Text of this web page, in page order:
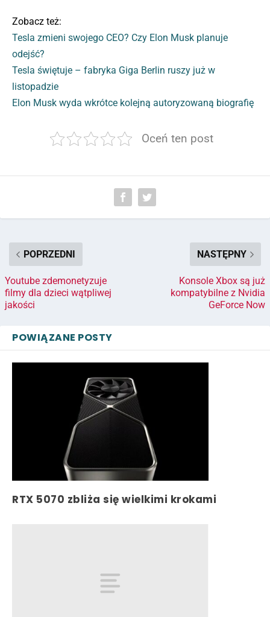
Zobacz też:
Tesla zmieni swojego CEO? Czy Elon Musk planuje
odejść?
Tesla świętuje – fabryka Giga Berlin ruszy już w
listopadzie
Elon Musk wyda wkrótce kolejną autoryzowaną biografię
Oceń ten post
POPRZEDNI
Youtube zdemonetyzuje
filmy dla dzieci wątpliwej
jakości
NASTĘPNY
Konsole Xbox są już
kompatybilne z Nvidia
GeForce Now
POWIĄZANE POSTY
RTX 5070 zbliża się wielkimi krokami